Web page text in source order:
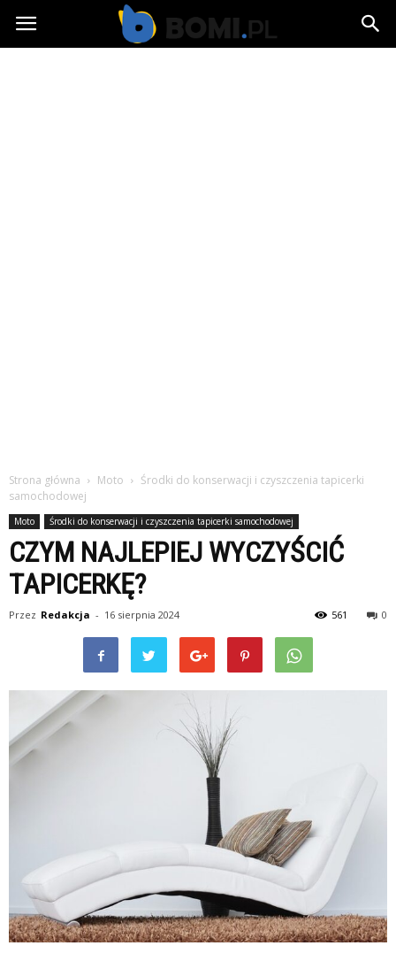
Bomi.pl
Strona główna Moto
Środki do konserwacji i czyszczenia tapicerki
samochodowej
Moto Środki do konserwacji i czyszczenia tapicerki samochodowej
CZYM NAJLEPIEJ WYCZYŚCIĆ
TAPICERKĘ?
Przez Redakcja - 16 sierpnia 2024 0
561